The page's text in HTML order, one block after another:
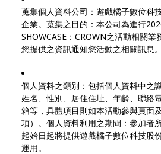
蒐集個人資料公司：遊戲橘子數位科
企業。蒐集之目的：本公司為進行
SHOWCASE：CROWN之活動相關
您提供之資訊通知您活動之相關訊息。
個人資料之類別：包括個人資料中之
姓名、性別、居住住址、年齡、聯絡
箱等，具體項目則如本活動參與頁面
項）。個人資料利用之期間：參加者
起始日起將提供遊戲橘子數位科技股
運用。